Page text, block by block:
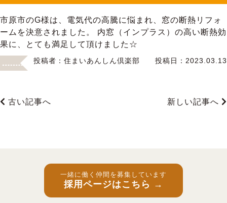
市原市のG様は、電気代の高騰に悩まれ、窓の断熱リフォ
ームを決意されました。 内窓（インプラス）の高い断熱効
果に、とても満足して頂けました☆
投稿者： 住まいあんしん倶楽部 投稿日： 2023.03.13
古い記事へ 新しい記事へ
一緒に働く仲間を募集しています
採用ページはこちら →